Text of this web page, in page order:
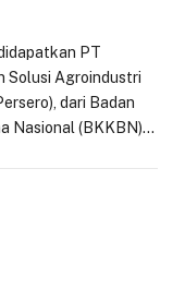
PT
Solusi Agroindustri
dari Badan
Nasional (BKKBN)…